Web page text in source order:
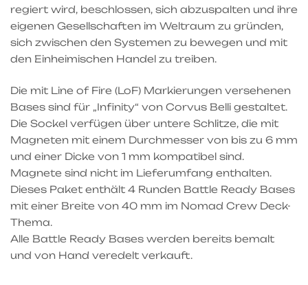
regiert wird, beschlossen, sich abzuspalten und ihre
eigenen Gesellschaften im Weltraum zu gründen,
sich zwischen den Systemen zu bewegen und mit
den Einheimischen Handel zu treiben.
Die mit Line of Fire (LoF) Markierungen versehenen
Bases sind für „Infinity“ von Corvus Belli gestaltet.
Die Sockel verfügen über untere Schlitze, die mit
Magneten mit einem Durchmesser von bis zu 6 mm
und einer Dicke von 1 mm kompatibel sind.
Magnete sind nicht im Lieferumfang enthalten.
Dieses Paket enthält 4 Runden Battle Ready Bases
mit einer Breite von 40 mm im Nomad Crew Deck-
Thema.
Alle Battle Ready Bases werden bereits bemalt
und von Hand veredelt verkauft.